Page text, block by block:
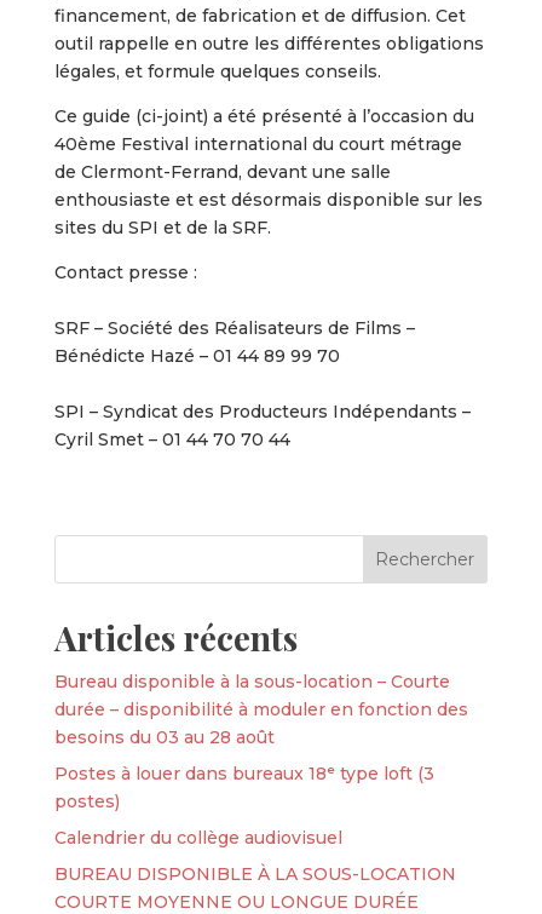
financement, de fabrication et de diffusion. Cet
outil rappelle en outre les différentes obligations
légales, et formule quelques conseils.
Ce guide (ci-joint) a été présenté à l’occasion du
40ème Festival international du court métrage
de Clermont-Ferrand, devant une salle
enthousiaste et est désormais disponible sur les
sites du SPI et de la SRF.
Contact presse :
SRF – Société des Réalisateurs de Films –
Bénédicte Hazé – 01 44 89 99 70
SPI – Syndicat des Producteurs Indépendants –
Cyril Smet – 01 44 70 70 44
Articles récents
Bureau disponible à la sous-location – Courte
durée – disponibilité à moduler en fonction des
besoins du 03 au 28 août
Postes à louer dans bureaux 18ᵉ type loft (3
postes)
Calendrier du collège audiovisuel
BUREAU DISPONIBLE À LA SOUS-LOCATION
COURTE MOYENNE OU LONGUE DURÉE